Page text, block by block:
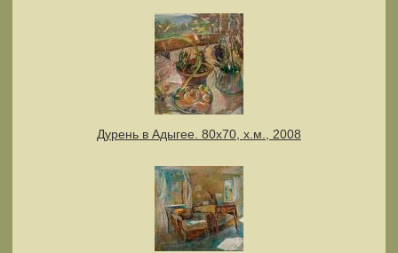
Дурень в Адыгее. 80х70, х.м., 2008